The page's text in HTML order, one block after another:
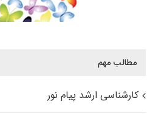
مطالب مهم
کارشناسی ارشد پیام نور